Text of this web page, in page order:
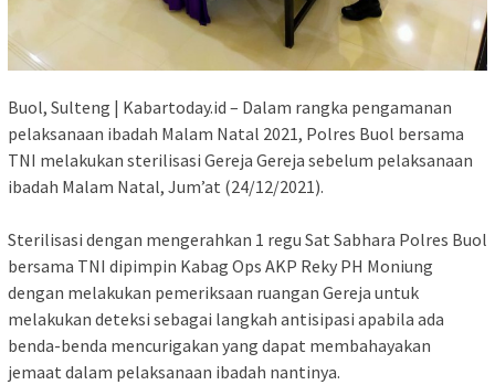
Buol, Sulteng | Kabartoday.id – Dalam rangka pengamanan
pelaksanaan ibadah Malam Natal 2021, Polres Buol bersama
TNI melakukan sterilisasi Gereja Gereja sebelum pelaksanaan
ibadah Malam Natal, Jum’at (24/12/2021).
Sterilisasi dengan mengerahkan 1 regu Sat Sabhara Polres Buol
bersama TNI dipimpin Kabag Ops AKP Reky PH Moniung
dengan melakukan pemeriksaan ruangan Gereja untuk
melakukan deteksi sebagai langkah antisipasi apabila ada
benda-benda mencurigakan yang dapat membahayakan
jemaat dalam pelaksanaan ibadah nantinya.